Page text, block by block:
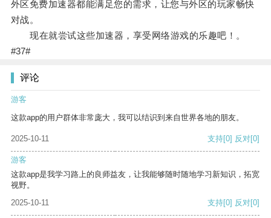
外区免费加速器都能满足您的需求，让您与外区的玩家畅快
对战。
现在就尝试这些加速器，享受网络游戏的乐趣吧！。
#37#
评论
游客
这款app的用户群体非常庞大，我可以结识到来自世界各地的朋友。
2025-10-11 支持[0] 反对[0]
游客
这款app是我学习路上的良师益友，让我能够随时随地学习新知识，拓宽
视野。
2025-10-11
支持[0] 反对[0]